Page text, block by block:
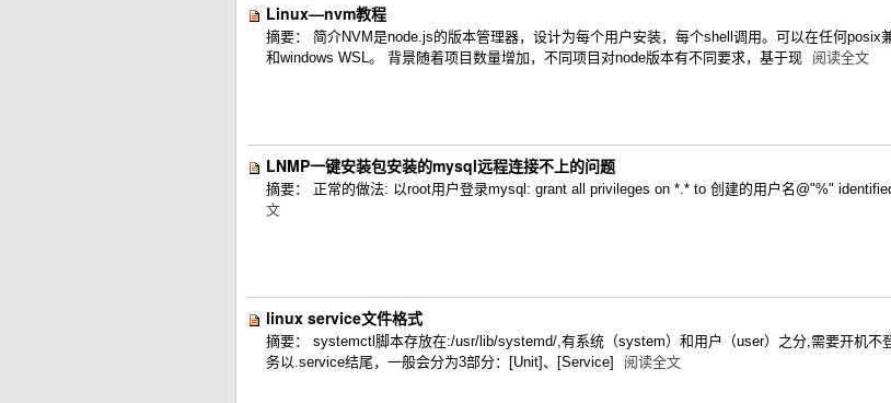
Linux—nvm教程
摘要： 简介NVM是node.js的版本管理器，设计为每个用户安装，每个shell调用。可以在任何
和windows WSL。 背景随着项目数量增加，不同项目对node版本有不同要求，基于现
阅读全文
LNMP一键安装包安装的mysql远程连接不上的问题
摘要： 正常的做法: 以root用户登录mysql: grant all privileges on *.* to 创建的用户名@"%"
文
linux service文件格式
摘要： systemctl脚本存放在:/usr/lib/systemd/,有系统（system）和用户（user）之分,需要开机
务以.service结尾，一般会分为3部分：[Unit]、[Service]
阅读全文